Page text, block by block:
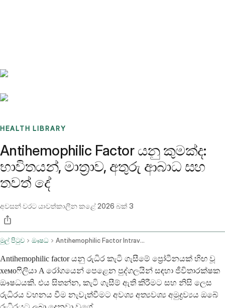
HEALTH LIBRARY
Antihemophilic Factor යනු කුමක්ද:
භාවිතයන්, මාත්‍රාව, අතුරු ආබාධ සහ
තවත් දේ
අවසන් වරට යාවත්කාලීන කළේ2026 බක් 3
මුල් පිටුව ඖෂධ Antihemophilic Factor Intravenous Route
Antihemophilic factor යනු රුධිර කැටි ගැසීමේ ප්‍රෝටීනයක් හිඟ වූ
хемоෆිලියා A රෝගයෙන් පෙළෙන පුද්ගලයින් සඳහා ජීවිතාරක්ෂක
ඖෂධයකි. එය සිතන්න, කැටි ගැසීම් ඇති කිරීමට සහ නිසි ලෙස
රුධිරය වහනය වීම නැවැත්වීමට අවශ්‍ය අත්‍යවශ්‍ය අමුද්‍රව්‍යය ඔබේ